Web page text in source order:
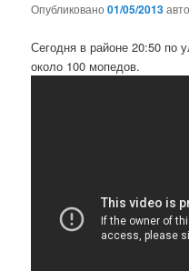
Опубликовано01/05/2013
Сегодня в районе 20:50 по
около 100 мопедов.